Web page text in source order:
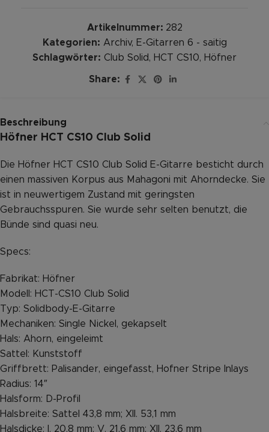
Artikelnummer: 282
Kategorien: Archiv, E-Gitarren 6 - saitig
Schlagwörter: Club Solid, HCT CS10, Höfner
Share:
Beschreibung
Höfner HCT CS10 Club Solid
Die Höfner HCT CS10 Club Solid E-Gitarre besticht durch
einen massiven Korpus aus Mahagoni mit Ahorndecke. Sie
ist in neuwertigem Zustand mit geringsten
Gebrauchsspuren. Sie wurde sehr selten benutzt, die
Bünde sind quasi neu.
Specs:
Fabrikat: Höfner
Modell: HCT-CS10 Club Solid
Typ: Solidbody-E-Gitarre
Mechaniken: Single Nickel, gekapselt
Hals: Ahorn, eingeleimt
Sattel: Kunststoff
Griffbrett: Palisander, eingefasst, Hofner Stripe Inlays
Radius: 14″
Halsform: D-Profil
Halsbreite: Sattel 43,8 mm; XII. 53,1 mm
Halsdicke: I. 20,8 mm; V. 21,6 mm; XII. 23,6 mm